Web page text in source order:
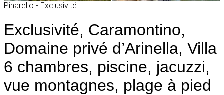
Pinarello - Exclusivité
Exclusivité, Caramontino,
Domaine privé d’Arinella, Villa
6 chambres, piscine, jacuzzi,
vue montagnes, plage à pied